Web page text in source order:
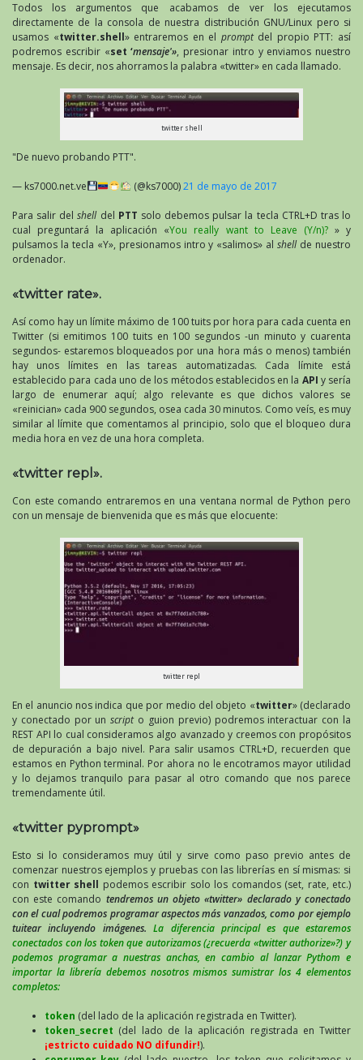
Todos los argumentos que acabamos de ver los ejecutamos
directamente de la consola de nuestra distribución GNU/Linux pero si
usamos «twitter.shell» entraremos en el promptdel propio PTT: así
podremos escribir «set ‘mensaje'», presionar intro y enviamos nuestro
mensaje. Es decir, nos ahorramos la palabra «twitter» en cada llamado.
twitter shell
"De nuevo probando PTT".
— ks7000.net.ve (@ks7000)21 de mayo de 2017
Para salir delshelldel PTT solo debemos pulsar la tecla CTRL+D tras lo
cual preguntará la aplicación «You really want to Leave (Y/n)?» y
pulsamos la tecla «Y», presionamos intro y «salimos» alshellde nuestro
ordenador.
«twitter rate».
Así como hay un límite máximo de 100 tuits por hora para cada cuenta en
Twitter (si emitimos 100 tuits en 100 segundos -un minuto y cuarenta
segundos- estaremos bloqueados por una hora más o menos) también
hay unos límites en las tareas automatizadas. Cada límite está
establecido para cada uno de los métodos establecidos en la API y sería
largo de enumerar aquí; algo relevante es que dichos valores se
«reinician» cada 900 segundos, osea cada 30 minutos. Como veís, es muy
similar al límite que comentamos al principio, solo que el bloqueo dura
media hora en vez de una hora completa.
«twitter repl».
Con este comando entraremos en una ventana normal de Python pero
con un mensaje de bienvenida que es más que elocuente:
twitter repl
En el anuncio nos indica que por medio del objeto «twitter» (declarado
y conectado por unscripto guion previo) podremos interactuar con la
REST API lo cual consideramos algo avanzado y creemos con propósitos
de depuración a bajo nivel. Para salir usamos CTRL+D, recuerden que
estamos en Python terminal. Por ahora no le encotramos mayor utilidad
y lo dejamos tranquilo para pasar al otro comando que nos parece
tremendamente útil.
«twitter pyprompt»
Esto si lo consideramos muy útil y sirve como paso previo antes de
comenzar nuestros ejemplos y pruebas con las librerías en sí mismas: si
con twitter shell podemos escribir solo los comandos (set, rate, etc.)
con este comando tendremos un objeto «twitter» declarado y conectado
con el cual podremos programar aspectos más vanzados, como por ejemplo
tuitear incluyendo imágenes. La diferencia principal es que estaremos
conectados con los token que autorizamos (¿recuerda «twitter authorize»?) y
podemos programar a nuestras anchas, en cambio al lanzar Pythom e
importar la librería debemos nosotros mismos sumistrar los 4 elementos
completos:
token (del lado de la aplicación registrada en Twitter).
token_secret (del lado de la aplicación registrada en Twitter
¡estricto cuidado NO difundir!).